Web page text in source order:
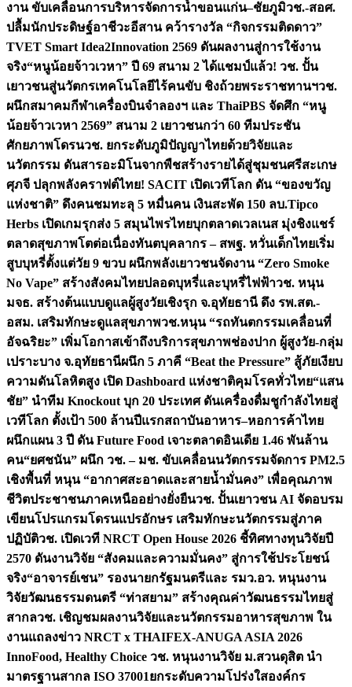
งาน ขับเคลื่อนการบริหารจัดการน้ำขอนแก่น–ชัยภูมิวช.-สอศ.
ปลื้มนักประดิษฐ์อาชีวะอีสาน คว้ารางวัล “กิจกรรมติดดาว”
TVET Smart Idea2Innovation 2569 ดันผลงานสู่การใช้งาน
จริง“หนูน้อยจ้าวเวหา” ปี 69 สนาม 2 ได้แชมป์แล้ว! วช. ปั้น
เยาวชนสู่นวัตกรเทคโนโลยีไร้คนขับ ชิงถ้วยพระราชทานฯวช.
ผนึกสมาคมกีฬาเครื่องบินจำลองฯ และ ThaiPBS จัดศึก “หนู
น้อยจ้าวเวหา 2569” สนาม 2 เยาวชนกว่า 60 ทีมประชัน
ศักยภาพโดรนวช. ยกระดับภูมิปัญญาไทยด้วยวิจัยและ
นวัตกรรม ดันสารอะมิโนจากพืชสร้างรายได้สู่ชุมชนศรีสะเกษ
ศุภจี ปลุกพลังคราฟต์ไทย! SACIT เปิดเวทีโลก ดัน “ของขวัญ
แห่งชาติ” ดึงคนชมทะลุ 5 หมื่นคน เงินสะพัด 150 ลบ.Tipco
Herbs เปิดเกมรุกส่ง 5 สมุนไพรไทยบุกตลาดเวลเนส มุ่งชิงแชร์
ตลาดสุขภาพโตต่อเนื่องทันตบุคลากร – สพฐ. หวั่นเด็กไทยเริ่ม
สูบบุหรี่ตั้งแต่วัย 9 ขวบ ผนึกพลังเยาวชนจัดงาน “Zero Smoke
No Vape” สร้างสังคมไทยปลอดบุหรี่และบุหรี่ไฟฟ้าวช. หนุน
มจธ. สร้างต้นแบบดูแลผู้สูงวัยเชิงรุก จ.อุทัยธานี ดึง รพ.สต.-
อสม. เสริมทักษะดูแลสุขภาพวช.หนุน “รถทันตกรรมเคลื่อนที่
อัจฉริยะ” เพิ่มโอกาสเข้าถึงบริการสุขภาพช่องปาก ผู้สูงวัย-กลุ่ม
เปราะบาง จ.อุทัยธานีผนึก 5 ภาคี “Beat the Pressure” สู้ภัยเงียบ
ความดันโลหิตสูง เปิด Dashboard แห่งชาติคุมโรคทั่วไทย“แสน
ชัย” นำทีม Knockout บุก 20 ประเทศ ดันเครื่องดื่มชูกำลังไทยสู่
เวทีโลก ตั้งเป้า 500 ล้านปีแรกสถาบันอาหาร–หอการค้าไทย
ผนึกแผน 3 ปี ดัน Future Food เจาะตลาดอินเดีย 1.46 พันล้าน
คน“ยศชนัน” ผนึก วช. – มช. ขับเคลื่อนนวัตกรรมจัดการ PM2.5
เชิงพื้นที่ หนุน “อากาศสะอาดและสายน้ำมั่นคง” เพื่อคุณภาพ
ชีวิตประชาชนภาคเหนืออย่างยั่งยืนวช. ปั้นเยาวชน AI จัดอบรม
เขียนโปรแกรมโดรนแปรอักษร เสริมทักษะนวัตกรรมสู่ภาค
ปฏิบัติวช. เปิดเวที NRCT Open House 2026 ชี้ทิศทางทุนวิจัยปี
2570 ดันงานวิจัย “สังคมและความมั่นคง” สู่การใช้ประโยชน์
จริง“อาจารย์เชน” รองนายกรัฐมนตรีและ รมว.อว. หนุนงาน
วิจัยวัฒนธรรมดนตรี “ท่าสยาม” สร้างคุณค่าวัฒนธรรมไทยสู่
สากลวช. เชิญชมผลงานวิจัยและนวัตกรรมอาหารสุขภาพ ใน
งานแถลงข่าว NRCT x THAIFEX-ANUGA ASIA 2026
InnoFood, Healthy Choice วช. หนุนงานวิจัย ม.สวนดุสิต นำ
มาตรฐานสากล ISO 37001ยกระดับความโปร่งใสองค์กร